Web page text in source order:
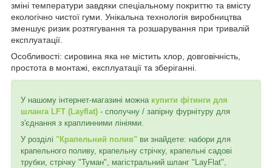
зміні температури завдяки спеціальному покриттю та вмісту
екологічно чистої гуми. Унікальна технологія виробництва
зменшує ризик розтягування та розшарування при тривалій
експлуатації.
Особливості: сировина яка не містить хлор, довговічність,
простота в монтажі, експлуатації та зберіганні.
У нашому інтернет-магазині можна купити фітинги для
шланга LFT (Layflat) - сполучну / запірну фурнітуру для
з'єднання з краплинними лініями.
У розділі "Крапельний полив" ви знайдете: набори для
крапельного поливу, крапельну стрічку, крапельні садові
трубки, стрічку "Туман", магістральний шланг "LayFlat",